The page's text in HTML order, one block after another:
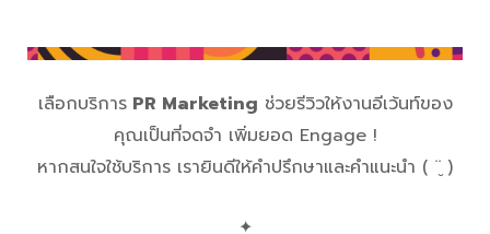
เลือกบริการPR Marketing ช่วยรีวิวให้งานอีเว้นท์ของ
คุณเป็นที่จดจำ เพิ่มยอด Engage !
หากสนใจใช้บริการ เรายินดีให้คำปรึกษาและคำแนะนำ ( ¨̮ )
✦